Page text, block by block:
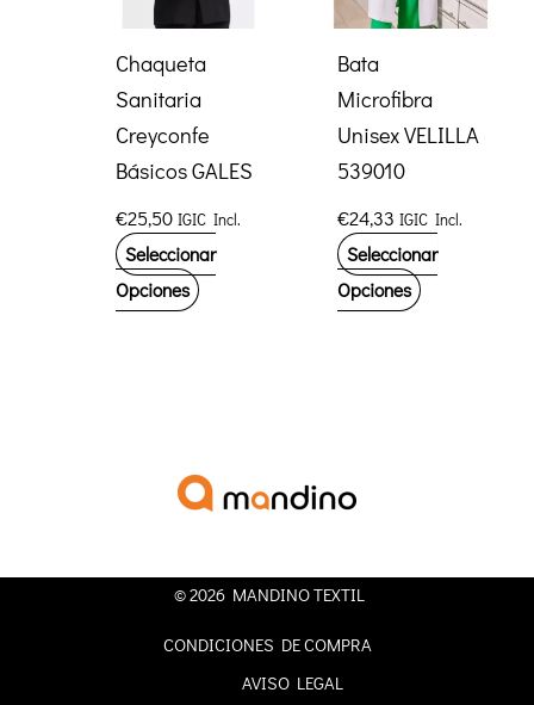
pueden
la
página
producto
pueden
la
producto
Chaqueta
Sanitaria
Creyconfe
Básicos GALES
€25,50 IGIC Incl.
Seleccionar
Opciones Este
opciones
pueden
elegir
en
Bata
Microfibra
Unisex VELILLA
539010
€24,33 IGIC Incl.
Seleccionar
Opciones Este
pueden
© 2026 MANDINO TEXTIL
CONDICIONES DE COMPRA
AVISO LEGAL